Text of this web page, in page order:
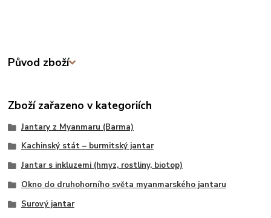
Původ zboží
Zboží zařazeno v kategoriích
Jantary z Myanmaru (Barma)
Kachinský stát – burmitský jantar
Jantar s inkluzemi (hmyz, rostliny, biotop)
Okno do druhohorního světa myanmarského jantaru
Surový jantar